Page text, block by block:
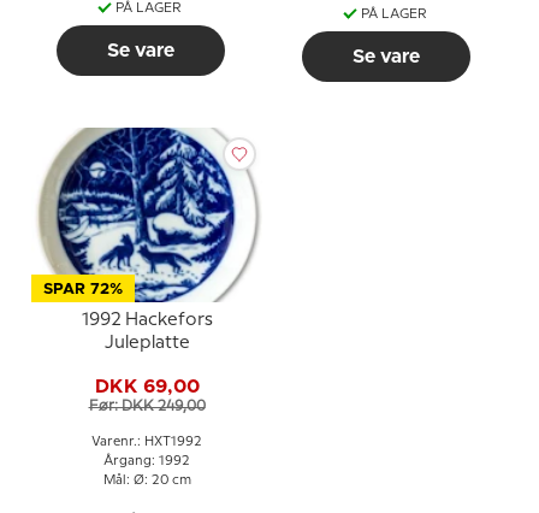
PÅ LAGER
Se vare
PÅ LAGER
Se vare
SPAR 72%
1992 Hackefors
Juleplatte
DKK 69,00
Før: DKK 249,00
Varenr.: HXT1992
Årgang: 1992
Mål: Ø: 20 cm